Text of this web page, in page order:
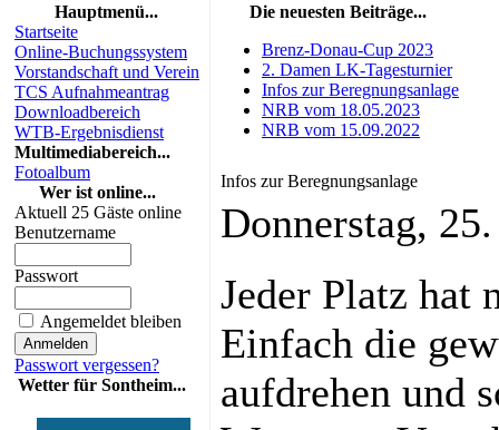
Hauptmenü...
Startseite
Online-Buchungssystem
Vorstandschaft und Verein
TCS Aufnahmeantrag
Downloadbereich
WTB-Ergebnisdienst
Multimediabereich...
Fotoalbum
Wer ist online...
Aktuell 25 Gäste online
Benutzername
Passwort
Angemeldet bleiben
Passwort vergessen?
Wetter für Sontheim...
Die neuesten Beiträge...
Brenz-Donau-Cup 2023
2. Damen LK-Tagesturnier
Infos zur Beregnungsanlage
NRB vom 18.05.2023
NRB vom 15.09.2022
Infos zur Beregnungsanlage
Donnerstag,
Jeder Platz hat
Einfach die
aufdrehen und